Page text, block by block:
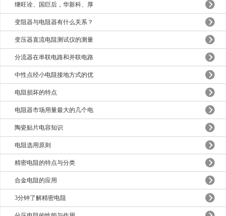
继旺诠、国巨后，华新科、厚
变阻器与电阻器有什么关系？
变压器直流电阻测试仪的测量
分流器在串联电路和并联电路
中性点经小电阻接地方式的优
电阻损坏的特点
电阻器市场用量最大的几个电
陶瓷贴片电容知识
电阻选用原则
精密电阻的特点与分类
合金电阻的应用
3分钟了解精密电阻